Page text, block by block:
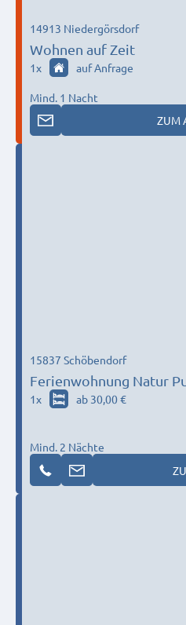
Wohnen auf Zeit
14913 Niedergörsdorf
1x auf Anfrage
Mind. 1 Nacht
ZUM
Ferienwohnung Natur
15837 Schöbendorf
1x ab 30,00 €
Mind. 2 Nächte